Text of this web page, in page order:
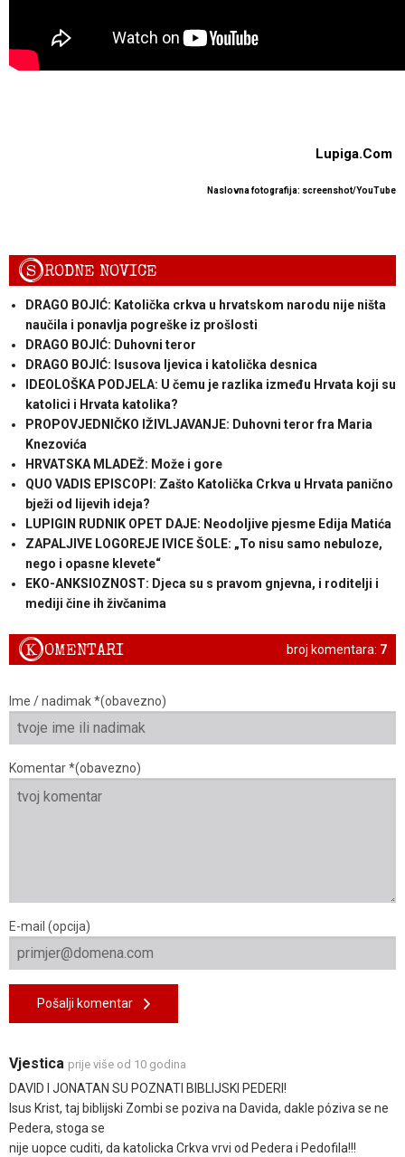
Lupiga.Com
Naslovna fotografija: screenshot/YouTube
SRODNE NOVICE
DRAGO BOJIĆ: Katolička crkva u hrvatskom narodu nije ništa
naučila i ponavlja pogreške iz prošlosti
DRAGO BOJIĆ: Duhovni teror
DRAGO BOJIĆ: ​Isusova ljevica i katolička desnica
IDEOLOŠKA PODJELA: U čemu je razlika između Hrvata koji su
katolici i Hrvata katolika?
PROPOVJEDNIČKO IŽIVLJAVANJE: Duhovni teror fra Maria
Knezovića
HRVATSKA MLADEŽ: Može i gore
QUO VADIS EPISCOPI: Zašto Katolička Crkva u Hrvata panično
bježi od lijevih ideja?
LUPIGIN RUDNIK OPET DAJE: Neodoljive pjesme Edija Matića
ZAPALJIVE LOGOREJE IVICE ŠOLE: „To nisu samo nebuloze,
nego i opasne klevete“
EKO-ANKSIOZNOST: Djeca su s pravom gnjevna, i roditelji i
mediji čine ih živčanima
broj komentara: 7
KOMENTARI
Ime / nadimak *(obavezno)
Komentar *(obavezno)
E-mail (opcija)
Pošalji komentar
Vjestica prije više od 10 godina
DAVID I JONATAN SU POZNATI BIBLIJSKI PEDERI!
Isus Krist, taj biblijski Zombi se poziva na Davida, dakle póziva se ne
Pedera, stoga se
nije uopce cuditi, da katolicka Crkva vrvi od Pedera i Pedofila!!!